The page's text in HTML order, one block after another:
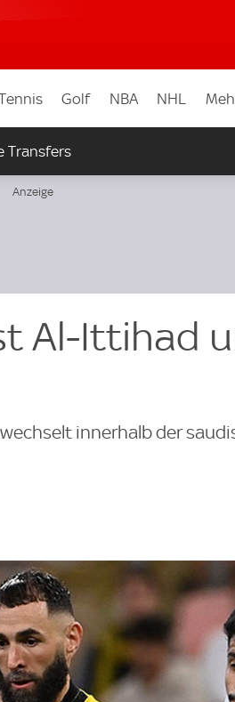
Golf NBA NHL
Transfers
Al-Ittihad
innerhalb der